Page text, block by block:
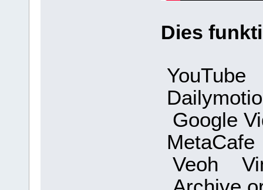
Dies
Google
Veoh